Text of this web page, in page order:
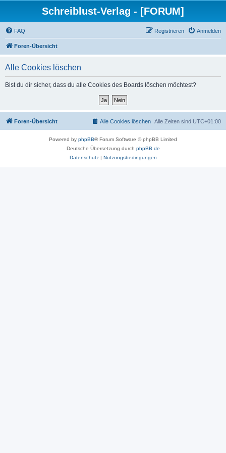
Schreiblust-Verlag - [FORUM]
FAQ Anmelden
Registrieren
Foren-Übersicht
Alle Cookies löschen
Bist du dir sicher, dass du alle Cookies des Boards löschen möchtest?
Foren-Übersicht Alle Zeiten sind UTC+01:00
Alle Cookies löschen
Powered by phpBB® Forum Software © phpBB Limited
Deutsche Übersetzung durch phpBB.de
Datenschutz| Nutzungsbedingungen